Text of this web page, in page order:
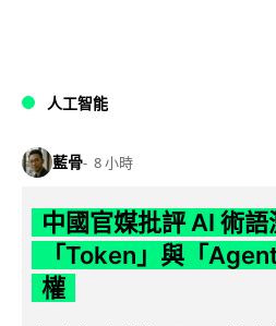
人工智能
藍骨 8 小時
中國官媒批評 AI 術
「Token」與「
權